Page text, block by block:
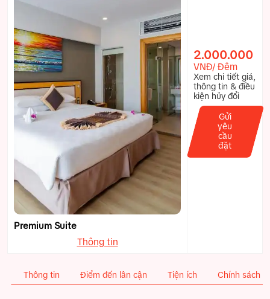
Premium Suite
Thông tin
2.000.000
VNĐ/ Đêm
Xem chi tiết giá,
thông tin & điều
kiện hủy đổi
Gửi
yêu
cầu
đặt
Thông tin Điểm đến lân cận Tiện ích Chính sách